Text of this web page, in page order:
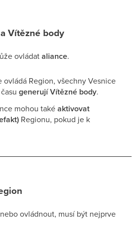
Vítězné body
ovládataliance.
ovládá Region, všechny Vesnice
generují Vítězné body.
mohou takéaktivovat
Regionu, pokud je k
ovládnout, musí být nejprve